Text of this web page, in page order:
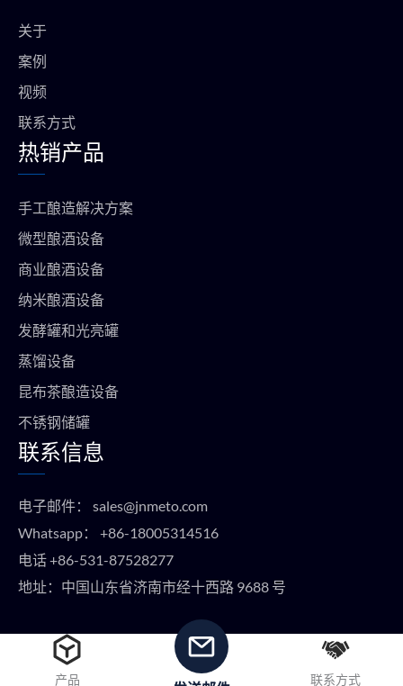
关于
案例
视频
联系方式
热销产品
手工酿造解决方案
微型酿酒设备
商业酿酒设备
纳米酿酒设备
发酵罐和光亮罐
蒸馏设备
昆布茶酿造设备
不锈钢储罐
联系信息
电子邮件： sales@jnmeto.com
Whatsapp： +86-18005314516
电话+86-531-87528277
地址：中国山东省济南市经十西路 9688 号
版权所有 © METO EQUIPMENT 2024 保留所有权利。
产品 联系方式